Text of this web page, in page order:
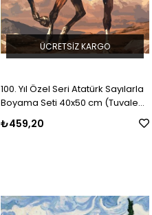
100. Yıl Özel Seri Atatürk Sayılarla
Boyama Seti 40x50 cm (Tuvale
₺459,20
ÜCRETSIZ KARGO